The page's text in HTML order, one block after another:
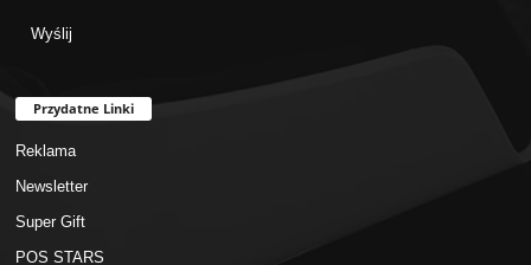
Przydatne Linki
Reklama
Newsletter
Super Gift
POS STARS